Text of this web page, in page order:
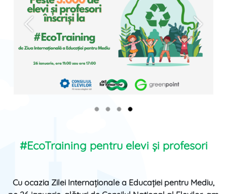
Anterior Înainte
#EcoTraining pentru elevi și profesori
Cu ocazia Zilei Internaționale a Educației pentru Mediu,